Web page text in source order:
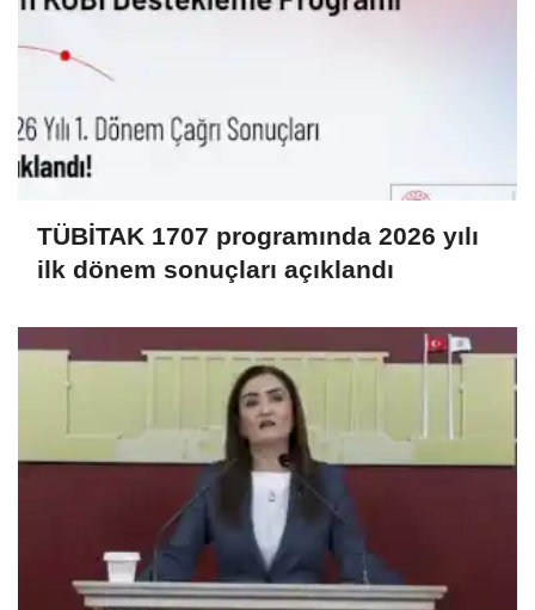
TÜBİTAK 1707 programında 2026 yılı
ilk dönem sonuçları açıklandı